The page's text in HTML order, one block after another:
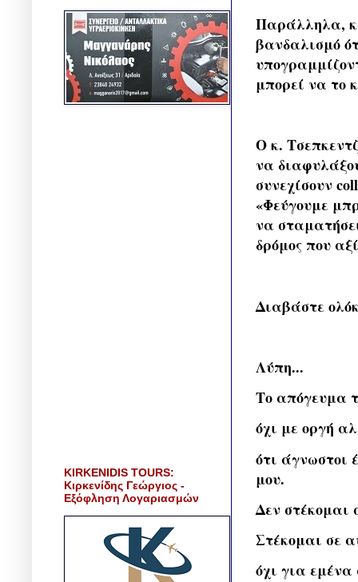
Παράλληλα,
βανδαλισμό
μπορεί να το
Ο κ.
να
συνεχίσουν
«Φεύγουμε
να
δρόμος που
Διαβάστε
Λύπη...
Το απόγευμα
όχι με οργή
ότι άγνωστοι
μου.
Δεν στέκομαι
Στέκομαι σε
όχι για
KIRKENIDIS TOURS:
Κιρκενίδης Γεώργιος -
Εξόφληση Λογαριασμών